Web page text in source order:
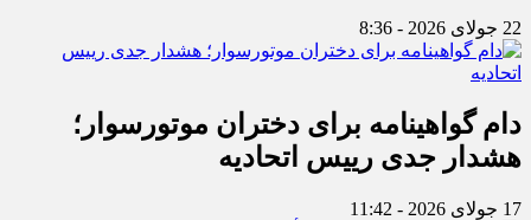
22 جولای 2026 - 8:36
دام گواهینامه برای دختران موتورسوار؛
هشدار جدی رییس اتحادیه
17 جولای 2026 - 11:42